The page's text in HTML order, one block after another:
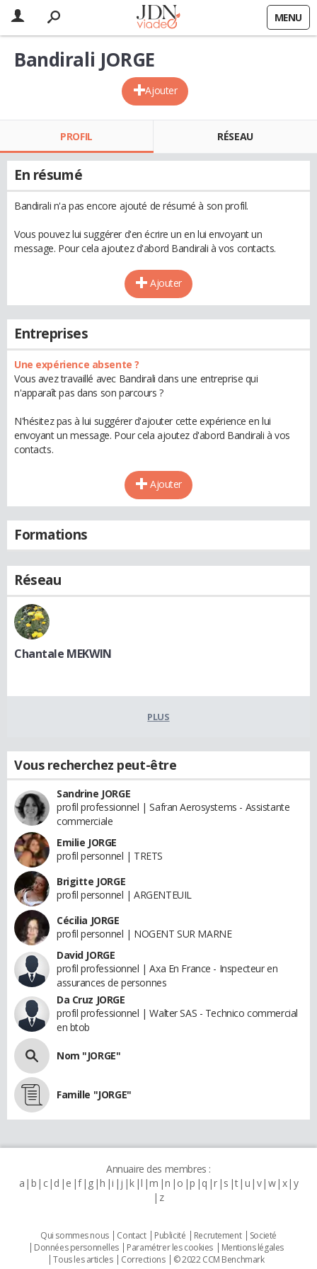
MENU
Ajouter
Bandirali JORGE
PROFIL RÉSEAU
En résumé
Bandirali n'a pas encore ajouté de résumé à son profil.
Vous pouvez lui suggérer d'en écrire un en lui envoyant un
message. Pour cela ajoutez d'abord Bandirali à vos contacts.
Ajouter
Entreprises
Une expérience absente ?
Vous avez travaillé avec Bandirali dans une entreprise qui
n'apparaît pas dans son parcours ?
N'hésitez pas à lui suggérer d'ajouter cette expérience en lui
envoyant un message. Pour cela ajoutez d'abord Bandirali à vos
contacts.
Ajouter
Formations
Réseau
Chantale MEKWIN
PLUS
Vous recherchez peut-être
Sandrine JORGE
profil professionnel | Safran Aerosystems - Assistante
commerciale
Emilie JORGE
profil personnel | TRETS
Brigitte JORGE
profil personnel | ARGENTEUIL
Cécilia JORGE
profil personnel | NOGENT SUR MARNE
David JORGE
profil professionnel | Axa En France - Inspecteur en
assurances de personnes
Da Cruz JORGE
profil professionnel | Walter SAS - Technico commercial
en btob
Nom "JORGE"
Famille "JORGE"
Annuaire des membres :
a b c d e f g h i j k l m n o p q r s t u v w x y
z
Qui sommes nous Contact Publicité Recrutement
Societé
Données personnelles
Paramétrer les cookies
Mentions légales
Tous les articles
Corrections © 2022 CCM Benchmark